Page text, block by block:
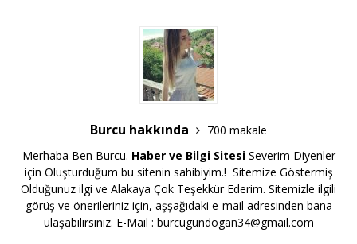
Burcu hakkında
700 makale
Merhaba Ben Burcu. Haber ve Bilgi SitesiSeverim Diyenler
için Oluşturduğum bu sitenin sahibiyim.! Sitemize Göstermiş
Olduğunuz ilgi ve Alakaya Çok Teşekkür Ederim. Sitemizle ilgili
görüş ve önerileriniz için, aşşağıdaki e-mail adresinden bana
ulaşabilirsiniz. E-Mail : burcugundogan34@gmail.com